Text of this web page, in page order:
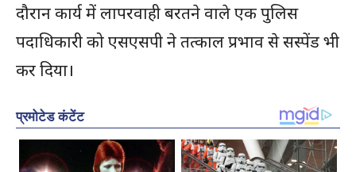
दौरान कार्य में लापरवाही बरतने वाले एक पुलिस
पदाधिकारी को एसएसपी ने तत्काल प्रभाव से सस्पेंड भी
कर दिया।